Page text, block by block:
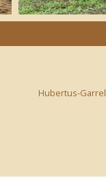
Hubertus-Garrel